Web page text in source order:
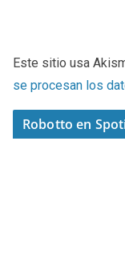
Este sitio usa
se procesan los
Robotto en